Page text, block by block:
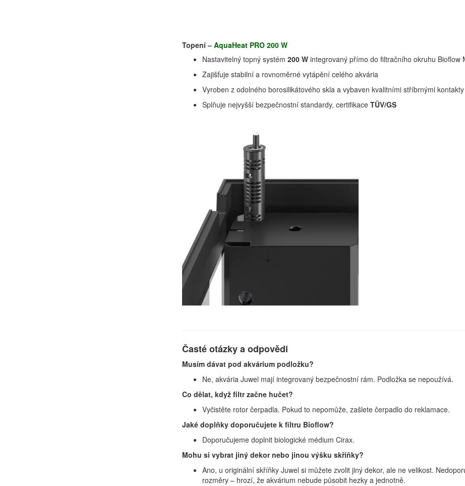
Topení – AquaHeat PRO 200 W
Nastavitelný topný systém 200 W integrovaný přímo do filtračního okruhu Bioflow
Zajišťuje stabilní a rovnoměrné vytápění celého akvária
Vyroben z odolného borosilikátového skla a vybaven kvalitními stříbrnými kontakty
Splňuje nejvyšší bezpečnostní standardy, certifikace TÜV/GS
Časté otázky a odpovědi
Musím dávat pod akvárium podložku?
Ne, akvária Juwel mají integrovaný bezpečnostní rám. Podložka se nepoužívá.
Co dělat, když filtr začne hučet?
Vyčistěte rotor čerpadla. Pokud to nepomůže, zašlete čerpadlo do reklamace.
Jaké doplňky doporučujete k filtru Bioflow?
Doporučujeme doplnit biologické médium Cirax.
Mohu si vybrat jiný dekor nebo jinou výšku skříňky?
Ano, u originální skříňky Juwel si můžete zvolit jiný dekor, ale ne velikost.
rozměry – hrozí, že akvárium nebude působit hezky a jednotně.